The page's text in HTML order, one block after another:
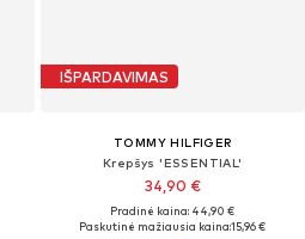
IŠPARDAVIMAS
TOMMY HILFIGER
Krepšys 'ESSENTIAL'
34,90 €
Pradinė kaina: 44,90 €
Paskutinė mažiausia kaina:15,96 €